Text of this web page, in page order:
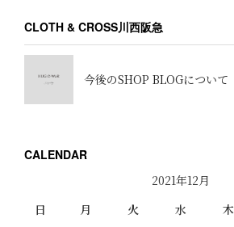
CLOTH & CROSS川西阪急
今後のSHOP BLOGについて
CALENDAR
2021年12月
日
月 火 水 木